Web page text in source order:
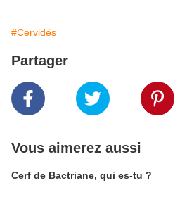
#Cervidés
Partager
Vous aimerez aussi
Cerf de Bactriane, qui es-tu ?